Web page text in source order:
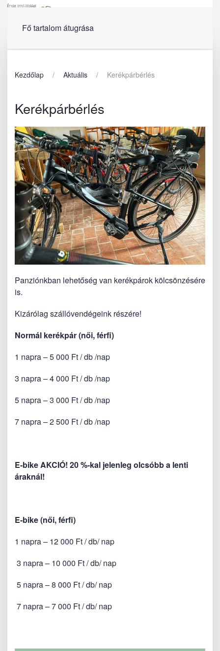
Fő tartalom átugrása
Kezdőlap Aktuális Kerékpárbérlés
Kerékpárbérlés
Panziónkban lehetőség van kerékpárok kölcsönzésére
is.
Kizárólag szállóvendégeink részére!
Normál kerékpár (női, férfi)
1 napra – 5 000 Ft / db /nap
3 napra – 4 000 Ft / db /nap
5 napra – 3 000 Ft / db /nap
7 napra – 2 500 Ft / db /nap
E-bike AKCIÓ! 20 %-kal jelenleg olcsóbb a lenti
áraknál!
E-bike (női, férfi)
1 napra – 12 000 Ft / db/ nap
3 napra – 10 000 Ft / db/ nap
5 napra – 8 000 Ft / db/ nap
7 napra – 7 000 Ft / db/ nap